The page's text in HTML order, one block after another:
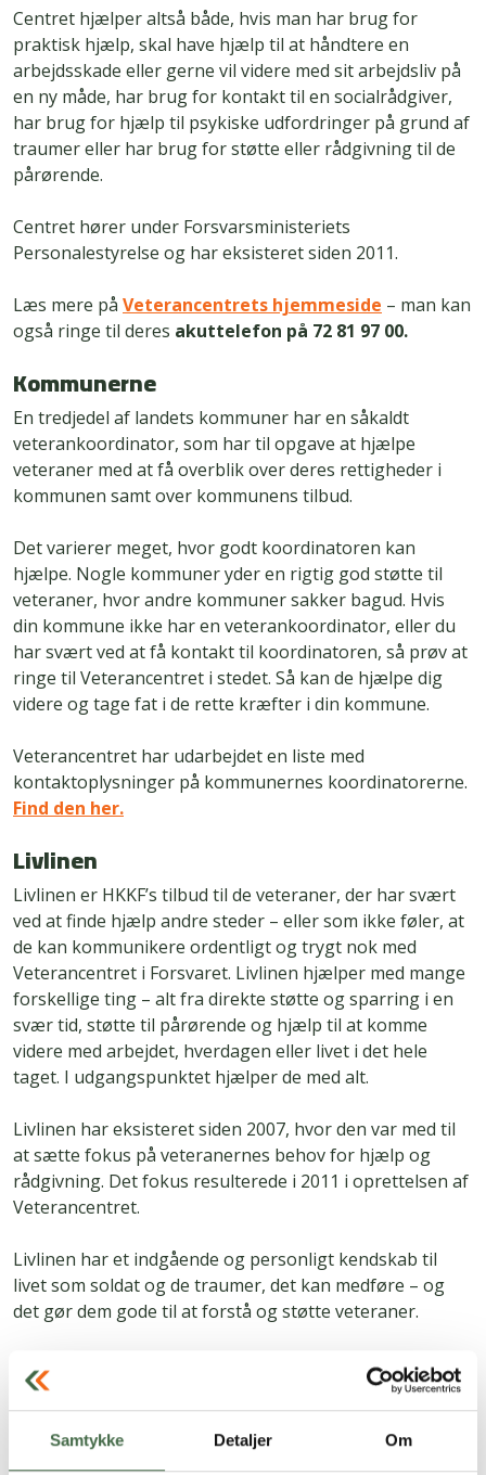
Samtykke Detaljer Om
Centret hjælper altså både, hvis man har brug for
praktisk hjælp, skal have hjælp til at håndtere en
arbejdsskade eller gerne vil videre med sit arbejdsliv på
en ny måde, har brug for kontakt til en socialrådgiver,
har brug for hjælp til psykiske udfordringer på grund af
traumer eller har brug for støtte eller rådgivning til de
pårørende.
Centret hører under Forsvarsministeriets
Personalestyrelse og har eksisteret siden 2011.
Læs mere på Veterancentrets hjemmeside – man kan
også ringe til deres akuttelefon på 72 81 97 00.
Kommunerne
En tredjedel af landets kommuner har en såkaldt
veterankoordinator, som har til opgave at hjælpe
veteraner med at få overblik over deres rettigheder i
kommunen samt over kommunens tilbud.
Det varierer meget, hvor godt koordinatoren kan
hjælpe. Nogle kommuner yder en rigtig god støtte til
veteraner, hvor andre kommuner sakker bagud. Hvis
din kommune ikke har en veterankoordinator, eller du
har svært ved at få kontakt til koordinatoren, så prøv at
ringe til Veterancentret i stedet. Så kan de hjælpe dig
videre og tage fat i de rette kræfter i din kommune.
Veterancentret har udarbejdet en liste med
kontaktoplysninger på kommunernes koordinatorerne.
Find den her.
Livlinen
Livlinen er HKKF’s tilbud til de veteraner, der har svært
ved at finde hjælp andre steder – eller som ikke føler, at
de kan kommunikere ordentligt og trygt nok med
Veterancentret i Forsvaret. Livlinen hjælper med mange
forskellige ting – alt fra direkte støtte og sparring i en
svær tid, støtte til pårørende og hjælp til at komme
videre med arbejdet, hverdagen eller livet i det hele
taget. I udgangspunktet hjælper de med alt.
Livlinen har eksisteret siden 2007, hvor den var med til
at sætte fokus på veteranernes behov for hjælp og
rådgivning. Det fokus resulterede i 2011 i oprettelsen af
Veterancentret.
Livlinen har et indgående og personligt kendskab til
livet som soldat og de traumer, det kan medføre – og
det gør dem gode til at forstå og støtte veteraner.
Lisbeth Brixen Nielsen
på e-mail: lb@hkkf.dk eller på telefon 61 22 41 43.
Sundhedsvæsenet